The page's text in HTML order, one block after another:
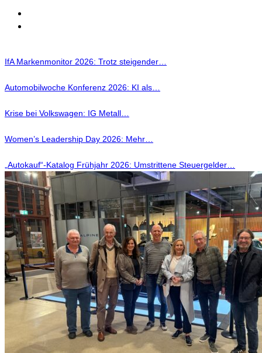
IfA Markenmonitor 2026: Trotz steigender…
Automobilwoche Konferenz 2026: KI als…
Krise bei Volkswagen: IG Metall…
Women’s Leadership Day 2026: Mehr…
„Autokauf“-Katalog Frühjahr 2026: Umstrittene Steuergelder…